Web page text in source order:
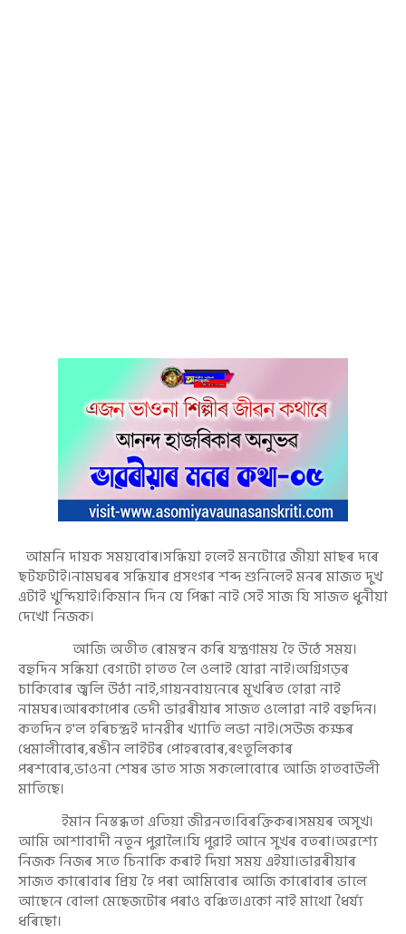
আমনি দায়ক সময়বোৰ।সন্ধিয়া হলেই মনটোৱে জীয়া মাছৰ দৰে
ছটফটাই।নামঘৰৰ সন্ধিয়াৰ প্ৰসংগৰ শব্দ শুনিলেই মনৰ মাজত দুখ
এটাই খুন্দিয়াই।কিমান দিন যে পিন্ধা নাই সেই সাজ যি সাজত ধুনীয়া
দেখো নিজক।
আজি অতীত ৰোমন্থন কৰি যন্ত্ৰণাময় হৈ উঠে সময়।
বহুদিন সন্ধিয়া বেগটো হাতত লৈ ওলাই যোৱা নাই।অগ্নিগড়ৰ
চাকিবোৰ জ্বলি উঠা নাই,গায়নবায়নেৰে মূখৰিত হোৱা নাই
নামঘৰ।আৰকাপোৰ ভেদী ভাৱৰীয়াৰ সাজত ওলোৱা নাই বহুদিন।
কতদিন হ'ল হৰিচন্দ্ৰই দানৱীৰ খ্যাতি লভা নাই।সেউজ কক্ষৰ
ধেমালীবোৰ,ৰঙীন লাইটৰ পোহৰবোৰ,ৰংতুলিকাৰ
পৰশবোৰ,ভাওনা শেষৰ ভাত সাজ সকলোবোৰে আজি হাতবাউলী
মাতিছে।
ইমান নিস্তব্ধতা এতিয়া জীৱনত।বিৰক্তিকৰ।সময়ৰ অসুখ।
আমি আশাবাদী নতুন পুৱালৈ।যি পুৱাই আনে সুখৰ বতৰা।অৱশ্যে
নিজক নিজৰ সতে চিনাকি কৰাই দিয়া সময় এইয়া।ভাৱৰীয়াৰ
সাজত কাৰোবাৰ প্ৰিয় হৈ পৰা আমিবোৰ আজি কাৰোবাৰ ভালে
আছেনে বোলা মেছেজটোৰ পৰাও বঞ্চিত।একো নাই মাথো ধৈৰ্য্য
ধৰিছো।